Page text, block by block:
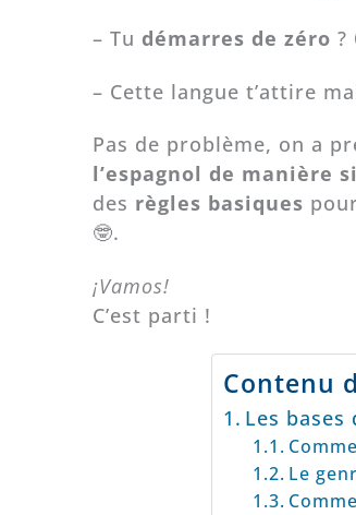
– Tu démarres de zéro ?
– Cette langue t’attire
Pas de problème, on a
l’espagnol de manière
des règles basiques
🤓.
¡Vamos!
C’est parti !
Contenu
Les bases
Le